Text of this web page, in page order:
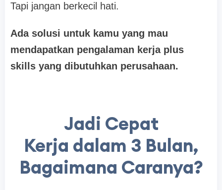
Tapi jangan berkecil hati.
Ada solusi untuk kamu yang mau
mendapatkan pengalaman kerja plus
skills yang dibutuhkan perusahaan.
Jadi Cepat
Kerja dalam 3 Bulan,
Bagaimana Caranya?